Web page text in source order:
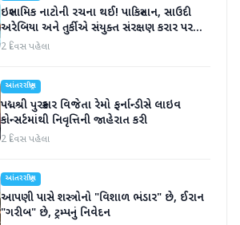
ઇસ્લામિક નાટોની રચના થઈ! પાકિસ્તાન, સાઉદી
અરેબિયા અને તુર્કીએ સંયુક્ત સંરક્ષણ કરાર પર
હસ્તાક્ષર
2 દિવસ પહેલા
આંતરરાષ્ટ્રીય
પદ્મશ્રી પુરસ્કાર વિજેતા રેમો ફર્નાન્ડીસે લાઇવ
કોન્સર્ટમાંથી નિવૃત્તિની જાહેરાત કરી
2 દિવસ પહેલા
આંતરરાષ્ટ્રીય
આપણી પાસે શસ્ત્રોનો "વિશાળ ભંડાર" છે, ઈરાન
"ગરીબ" છે, ટ્રમ્પનું નિવેદન